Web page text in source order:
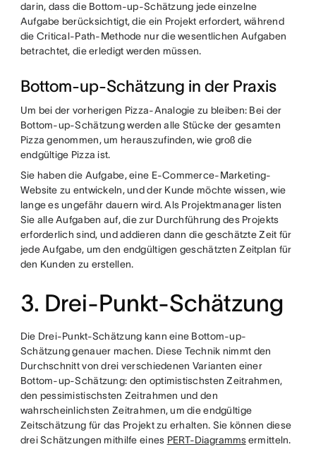
darin, dass die Bottom-up-Schätzung jede einzelne
Aufgabe berücksichtigt, die ein Projekt erfordert, während
die Critical-Path-Methode nur die wesentlichen Aufgaben
betrachtet, die erledigt werden müssen.
Bottom-up-Schätzung in der Praxis
Um bei der vorherigen Pizza-Analogie zu bleiben: Bei der
Bottom-up-Schätzung werden alle Stücke der gesamten
Pizza genommen, um herauszufinden, wie groß die
endgültige Pizza ist.
Sie haben die Aufgabe, eine E-Commerce-Marketing-
Website zu entwickeln, und der Kunde möchte wissen, wie
lange es ungefähr dauern wird. Als Projektmanager listen
Sie alle Aufgaben auf, die zur Durchführung des Projekts
erforderlich sind, und addieren dann die geschätzte Zeit für
jede Aufgabe, um den endgültigen geschätzten Zeitplan für
den Kunden zu erstellen.
3. Drei-Punkt-Schätzung
Die Drei-Punkt-Schätzung kann eine Bottom-up-
Schätzung genauer machen. Diese Technik nimmt den
Durchschnitt von drei verschiedenen Varianten einer
Bottom-up-Schätzung: den optimistischsten Zeitrahmen,
den pessimistischsten Zeitrahmen und den
wahrscheinlichsten Zeitrahmen, um die endgültige
Zeitschätzung für das Projekt zu erhalten. Sie können diese
drei Schätzungen mithilfe eines PERT-Diagrammsermitteln.